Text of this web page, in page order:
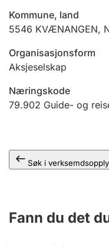
Ektepaktrettleiaren
Andre tema
Kommune, land
5546 KVÆNANGEN,
Organisasjonsform
Aksjeselskap
Næringskode
79.902 Guide- og
Søk i
Fann du det